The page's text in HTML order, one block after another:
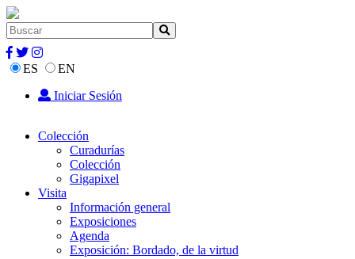
ES
EN
Iniciar Sesión
Colección
Curadurías
Colección
Gigapixel
Visita
Información general
Exposiciones
Agenda
Exposición: Bordado, de la virtud